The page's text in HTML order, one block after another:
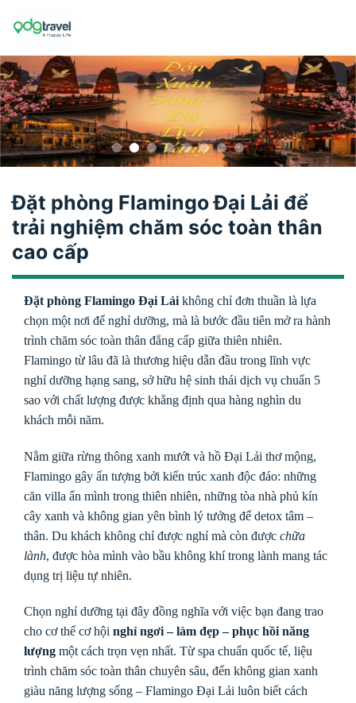
Đặt phòng Flamingo Đại Lải để
trải nghiệm chăm sóc toàn thân
cao cấp
Đặt phòng Flamingo Đại Lải không chỉ đơn thuần là lựa
chọn một nơi để nghỉ dưỡng, mà là bước đầu tiên mở ra hành
trình chăm sóc toàn thân đẳng cấp giữa thiên nhiên.
Flamingo từ lâu đã là thương hiệu dẫn đầu trong lĩnh vực
nghỉ dưỡng hạng sang, sở hữu hệ sinh thái dịch vụ chuẩn 5
sao với chất lượng được khẳng định qua hàng nghìn du
khách mỗi năm.
Nằm giữa rừng thông xanh mướt và hồ Đại Lải thơ mộng,
Flamingo gây ấn tượng bởi kiến trúc xanh độc đáo: những
căn villa ẩn mình trong thiên nhiên, những tòa nhà phủ kín
cây xanh và không gian yên bình lý tưởng để detox tâm –
thân. Du khách không chỉ được nghỉ mà còn được chữa
lành, được hòa mình vào bầu không khí trong lành mang tác
dụng trị liệu tự nhiên.
Chọn nghỉ dưỡng tại đây đồng nghĩa với việc bạn đang trao
cho cơ thể cơ hội nghỉ ngơi – làm đẹp – phục hồi năng
lượng một cách trọn vẹn nhất. Từ spa chuẩn quốc tế, liệu
trình chăm sóc toàn thân chuyên sâu, đến không gian xanh
giàu năng lượng sống – Flamingo Đại Lải luôn biết cách